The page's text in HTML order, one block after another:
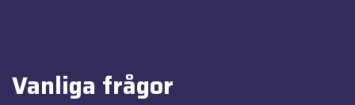
Vanliga frågor